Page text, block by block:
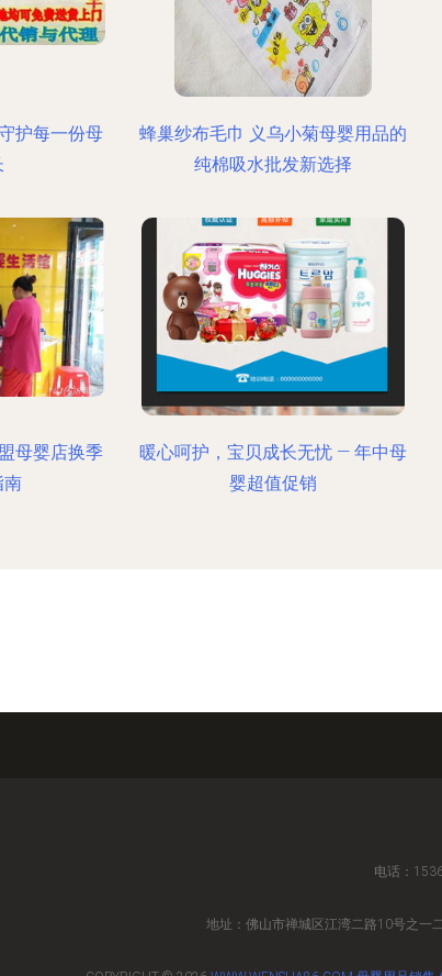
护每一份母
蜂巢纱布毛巾 义乌小菊母婴用品的
纯棉吸水批发新选择
母婴店换季
南
暖心呵护，宝贝成长无忧 — 年中母
婴超值促销
电话：
地址：佛山市禅城区江湾二路10号之一